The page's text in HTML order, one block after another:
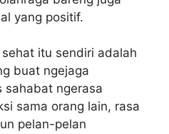
yang positif.
itu sendiri adalah
buat ngejaga
sahabat ngerasa
sama orang lain, rasa
pelan-pelan